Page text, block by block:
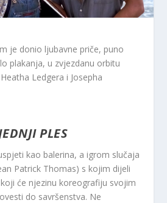
je donio ljubavne priče, puno
plakanja, u zvjezdanu orbitu
Ledgera i Josepha
PLES
kao balerina, a igrom slučaja
Patrick Thomas) s kojim dijeli
će njezinu koreografiju svojim
do savršenstva. Ne